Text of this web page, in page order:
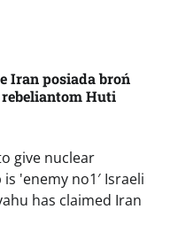
Iran posiada broń
Huti
give nuclear
'enemy no1′ Israeli
has claimed Iran